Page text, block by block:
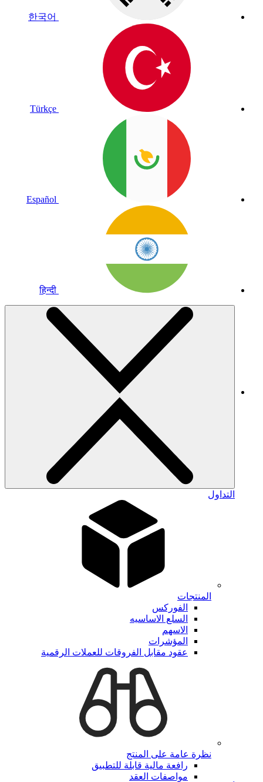
한국어
Türkçe
Español
हिन्दी
التداول
المنتجات
الفوركس
السلع الاساسيه
الاسهم
المؤشرات
عقود مقابل الفروقات للعملات الرقمية
نظرة عامة على المنتج
رافعة مالية قابلة للتطبيق
مواصفات العقد